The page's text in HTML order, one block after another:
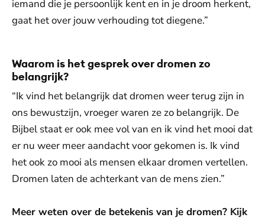
iemand die je persoonlijk kent en in je droom herkent,
gaat het over jouw verhouding tot diegene.”
Waarom is het gesprek over dromen zo
belangrijk?
“Ik vind het belangrijk dat dromen weer terug zijn in
ons bewustzijn, vroeger waren ze zo belangrijk. De
Bijbel staat er ook mee vol van en ik vind het mooi dat
er nu weer meer aandacht voor gekomen is. Ik vind
het ook zo mooi als mensen elkaar dromen vertellen.
Dromen laten de achterkant van de mens zien.”
Meer weten over de betekenis van je dromen? Kijk